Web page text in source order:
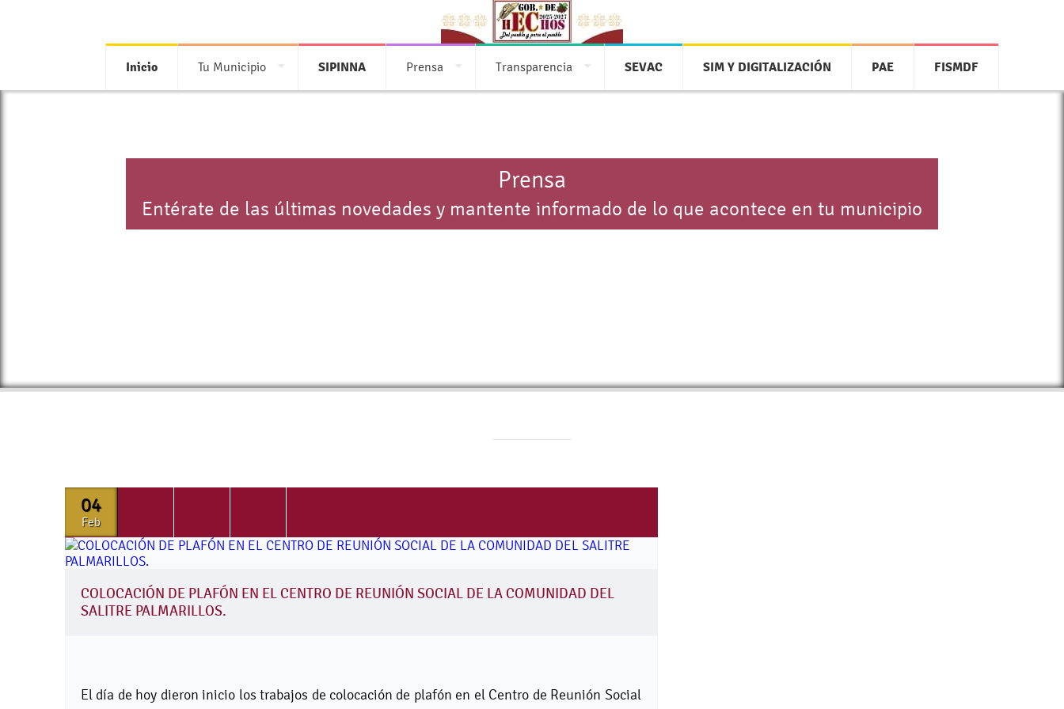
Inicio Tu Municipio SIPINNA Prensa Transparencia SEVAC SIM Y DIGITALIZACIÓN PAE FISMDF
Prensa
Entérate de las últimas novedades y mantente informado de lo que acontece en tu municipio
04
Feb
COLOCACIÓN DE PLAFÓN EN EL CENTRO DE REUNIÓN SOCIAL DE LA COMUNIDAD DEL
SALITRE PALMARILLOS.
El día de hoy dieron inicio los trabajos de colocación de plafón en el Centro de Reunión Social